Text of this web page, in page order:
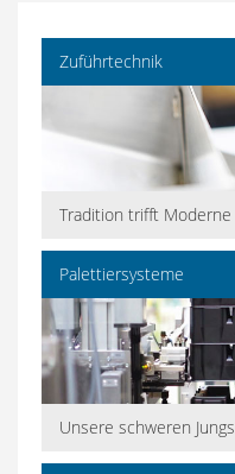
Zuführtechnik
Tradition trifft Moderne
Palettiersysteme
Unsere schweren Jungs